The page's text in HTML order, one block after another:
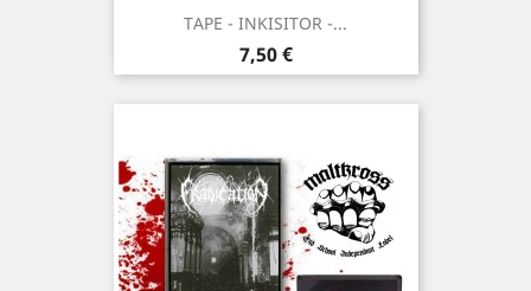
TAPE - INKISITOR -...
Prix
7,50 €